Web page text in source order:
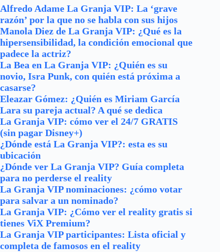
Alfredo Adame La Granja VIP: La ‘grave
razón’ por la que no se habla con sus hijos
Manola Diez de La Granja VIP: ¿Qué es la
hipersensibilidad, la condición emocional que
padece la actriz?
La Bea en La Granja VIP: ¿Quién es su
novio, Isra Punk, con quién está próxima a
casarse?
Eleazar Gómez: ¿Quién es Miriam García
Lara su pareja actual? A qué se dedica
La Granja VIP: cómo ver el 24/7 GRATIS
(sin pagar Disney+)
¿Dónde está La Granja VIP?: esta es su
ubicación
¿Dónde ver La Granja VIP? Guía completa
para no perderse el reality
La Granja VIP nominaciones: ¿cómo votar
para salvar a un nominado?
La Granja VIP: ¿Cómo ver el reality gratis si
tienes ViX Premium?
La Granja VIP participantes: Lista oficial y
completa de famosos en el reality